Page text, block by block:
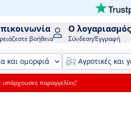
βοήθεια
Ο
Σύνδεση/Εγγραφή
και ομορφιά Αγροτικές και
παραγγελίες!